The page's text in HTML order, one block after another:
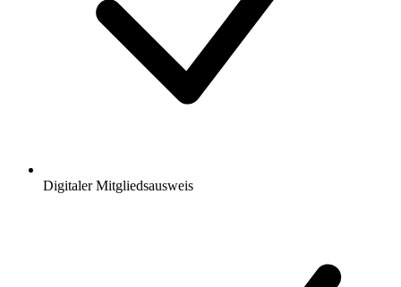
Digitaler Mitgliedsausweis